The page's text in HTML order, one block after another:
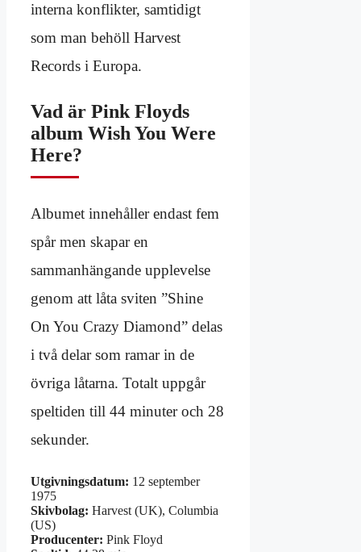
interna konflikter, samtidigt
som man behöll Harvest
Records i Europa.
Vad är Pink Floyds
album Wish You Were
Here?
Albumet innehåller endast fem
spår men skapar en
sammanhängande upplevelse
genom att låta sviten ”Shine
On You Crazy Diamond” delas
i två delar som ramar in de
övriga låtarna. Totalt uppgår
speltiden till 44 minuter och 28
sekunder.
Utgivningsdatum: 12 september
1975
Skivbolag: Harvest (UK), Columbia
(US)
Producenter: Pink Floyd